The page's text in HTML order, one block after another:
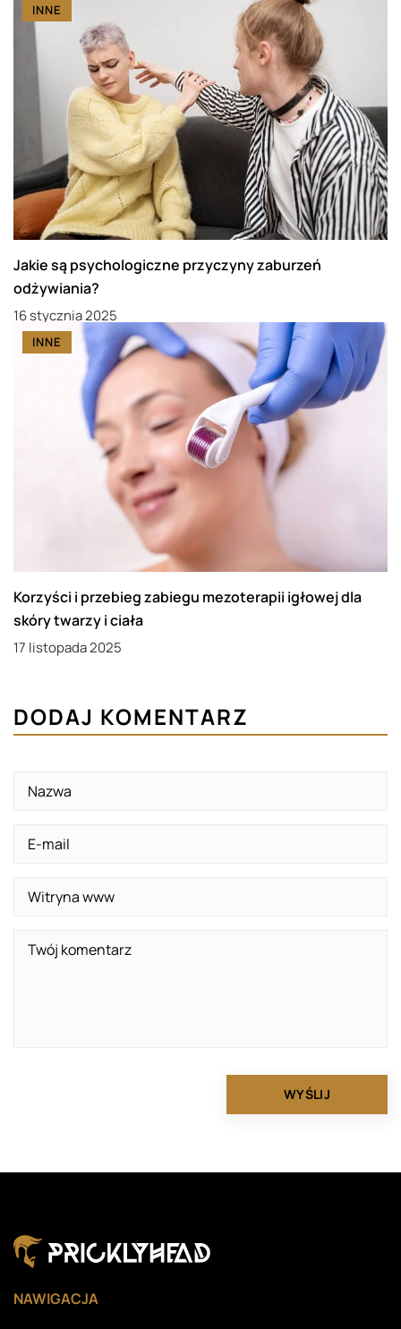
INNE
Jakie są psychologiczne przyczyny zaburzeń
odżywiania?
16 stycznia 2025
INNE
Korzyści i przebieg zabiegu mezoterapii igłowej dla
skóry twarzy i ciała
17 listopada 2025
DODAJ KOMENTARZ
NAWIGACJA